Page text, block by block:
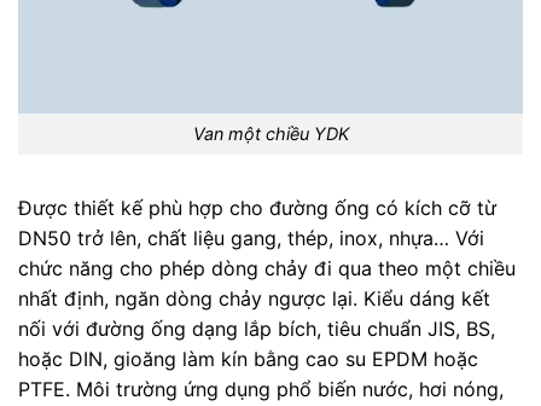
Van một chiều YDK
Được thiết kế phù hợp cho đường ống có kích cỡ từ
DN50 trở lên, chất liệu gang, thép, inox, nhựa… Với
chức năng cho phép dòng chảy đi qua theo một chiều
nhất định, ngăn dòng chảy ngược lại. Kiểu dáng kết
nối với đường ống dạng lắp bích, tiêu chuẩn JIS, BS,
hoặc DIN, gioăng làm kín bằng cao su EPDM hoặc
PTFE. Môi trường ứng dụng phổ biến nước, hơi nóng,